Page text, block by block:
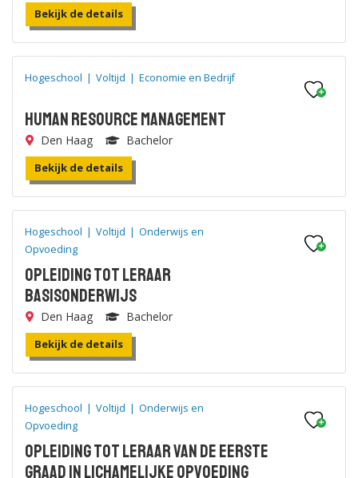
Bekijk de details
Hogeschool | Voltijd | Economie en Bedrijf
Human Resource Management
Den Haag Bachelor
Bekijk de details
Hogeschool | Voltijd | Onderwijs en
Opvoeding
Opleiding tot leraar
Basisonderwijs
Den Haag Bachelor
Bekijk de details
Hogeschool | Voltijd | Onderwijs en
Opvoeding
Opleiding tot Leraar van de eerste
graad in Lichamelijke Opvoeding